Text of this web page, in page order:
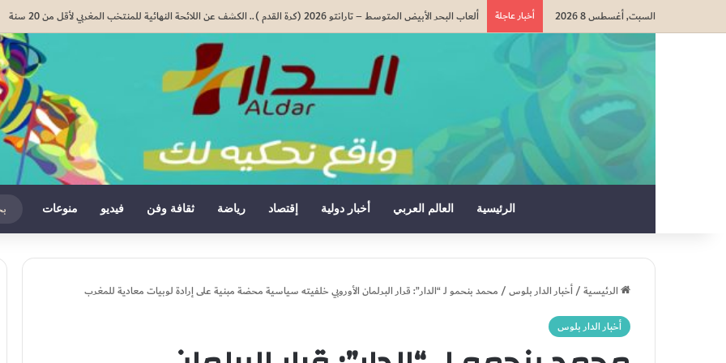
السبت, أغسطس 8 2026 أخبار عاجلة وزارة التربية الوطنية: الدخول المدرسي المقبل سیتم في موعده الرسمي المحدد سلفا طبقا لمقتضیات المقرر الوزاري رقم 047.26..
الرئيسية العالم العربي أخبار دولية إقتصاد رياضة ثقافة وفن فيديو منوعات
الرئيسية/أخبار الدار بلوس/محمد بنحمو لـ “الدار”: قرار البرلمان الأوروبي خلفيته سياسية محضة مبنية على إرادة لوبيات معادية للمغرب
أخبار الدار بلوس